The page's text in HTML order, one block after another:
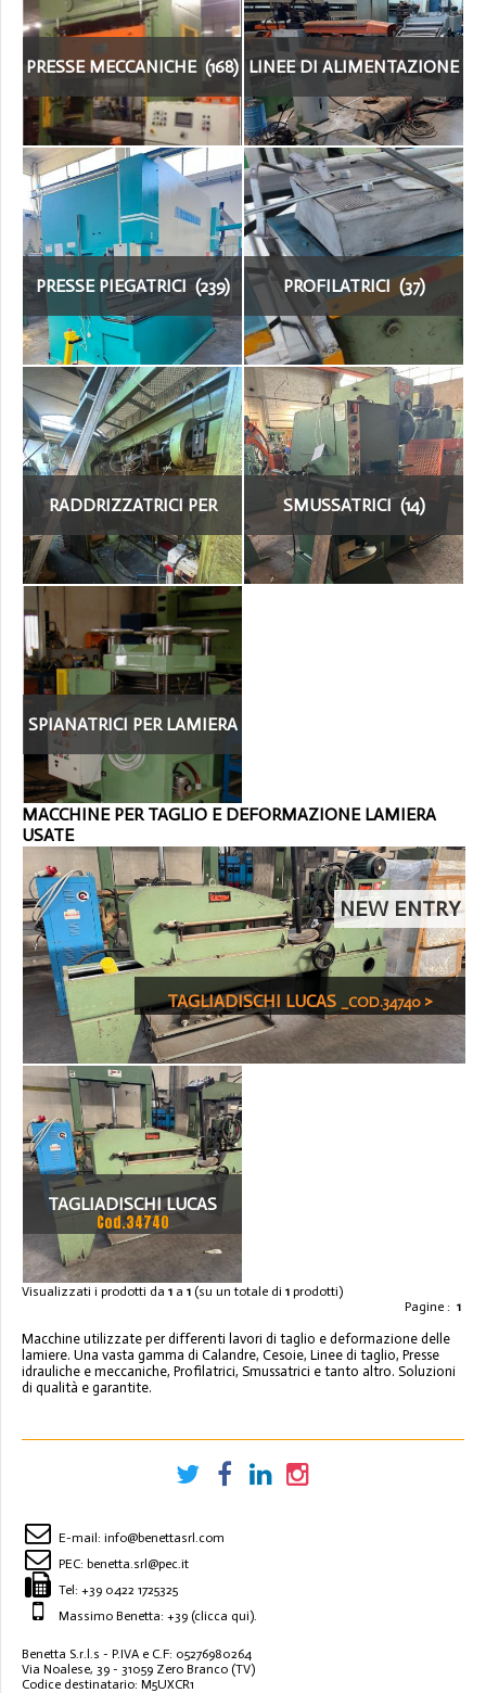
PRESSE MECCANICHE (168) LINEE DI ALIMENTAZIONE
(30)
PRESSE PIEGATRICI (239) PROFILATRICI (37)
RADDRIZZATRICI PER
LAMIERA (22)
SMUSSATRICI (14)
SPIANATRICI PER LAMIERA
(19)
MACCHINE PER TAGLIO E DEFORMAZIONE LAMIERA
USATE
NEW ENTRY
TAGLIADISCHI LUCAS _COD.34740 >
TAGLIADISCHI LUCAS
Cod.34740
Visualizzati i prodotti da 1 a 1 (su un totale di 1 prodotti)
Pagine : 1
Macchine utilizzate per differenti lavori di taglio e deformazione delle
lamiere. Una vasta gamma di Calandre, Cesoie, Linee di taglio, Presse
idrauliche e meccaniche, Profilatrici, Smussatrici e tanto altro. Soluzioni
di qualità e garantite.
E-mail: info@benettasrl.com
PEC: benetta.srl@pec.it
Tel: +39 0422 1725325
Massimo Benetta: +39 (clicca qui).
Benetta S.r.l.s - P.IVA e C.F: 05276980264
Via Noalese, 39 - 31059 Zero Branco (TV)
Codice destinatario: M5UXCR1